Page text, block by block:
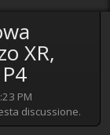
XR,
PM
discussione.